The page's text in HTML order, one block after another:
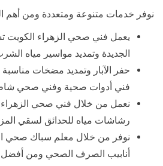
نوفر خدمات متنوعة ومتعددة ومن أهم
يعمل فني صحي الزهراء الكويت
الجديدة وتمديد مواسير مياه
حفر الآبار وتمديد مضخات
فني أدوات صحية وفني صحي
نعمل من خلال فني صحي الزهراء
رشاشات مياه للحدائق لسقي
نوفر من خلال معلم سباك صحي
أنابيب الصرف الصحي ومن أفضل